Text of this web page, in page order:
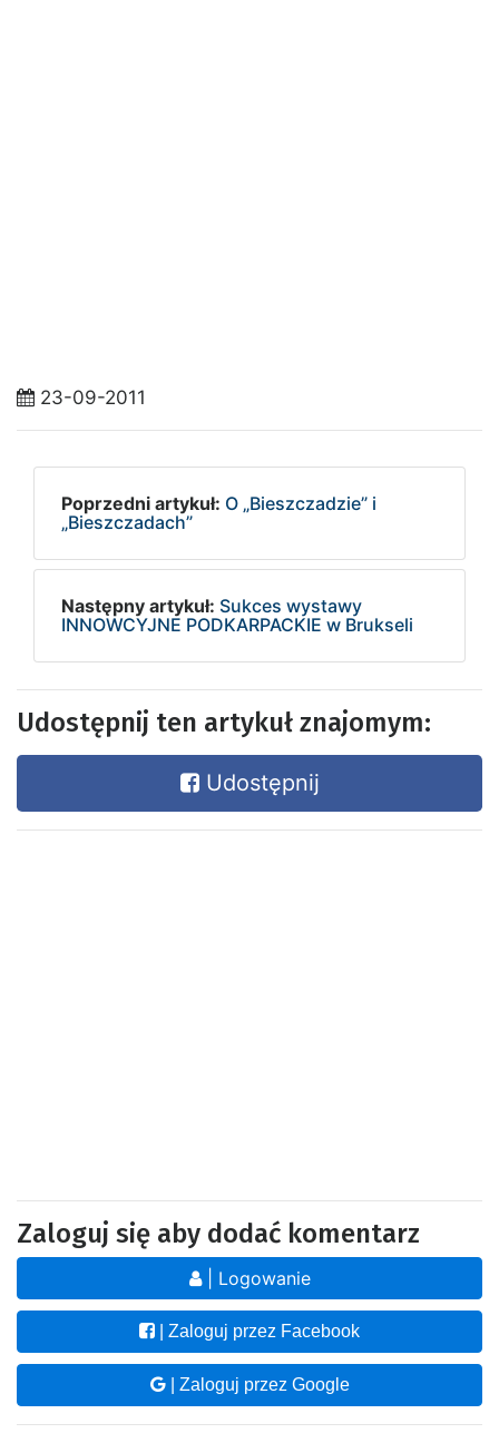
23-09-2011
Poprzedni artykuł: O „Bieszczadzie” i
„Bieszczadach”
Następny artykuł: Sukces wystawy
INNOWCYJNE PODKARPACKIE w Brukseli
Udostępnij ten artykuł znajomym:
Udostępnij
Zaloguj się aby dodać komentarz
| Logowanie
| Zaloguj przez Facebook
| Zaloguj przez Google